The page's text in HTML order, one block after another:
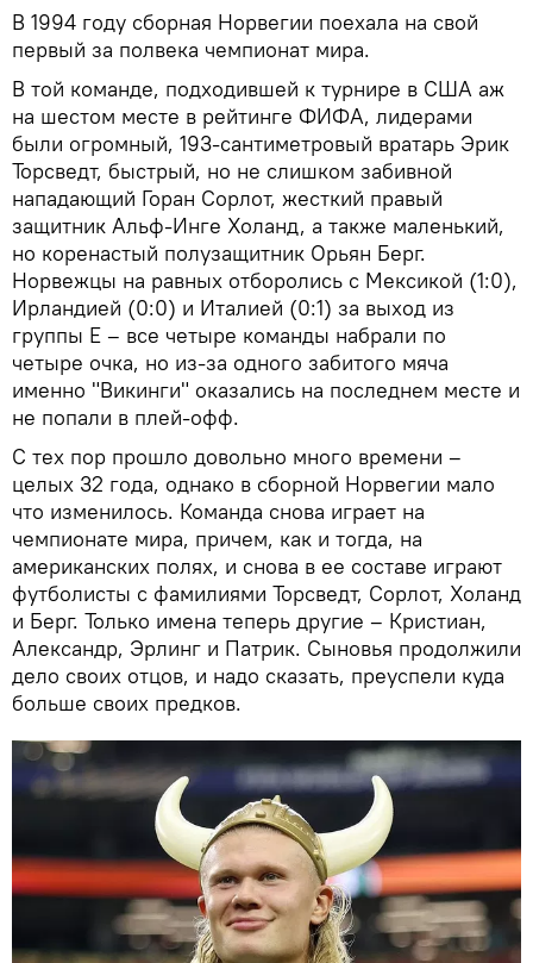
В 1994 году сборная Норвегии поехала на свой
первый за полвека чемпионат мира.
В той команде, подходившей к турнире в США аж
на шестом месте в рейтинге ФИФА, лидерами
были огромный, 193-сантиметровый вратарь Эрик
Торсведт, быстрый, но не слишком забивной
нападающий Горан Сорлот, жесткий правый
защитник Альф-Инге Холанд, а также маленький,
но коренастый полузащитник Орьян Берг.
Норвежцы на равных отборолись с Мексикой (1:0),
Ирландией (0:0) и Италией (0:1) за выход из
группы E – все четыре команды набрали по
четыре очка, но из-за одного забитого мяча
именно "Викинги" оказались на последнем месте и
не попали в плей-офф.
С тех пор прошло довольно много времени –
целых 32 года, однако в сборной Норвегии мало
что изменилось. Команда снова играет на
чемпионате мира, причем, как и тогда, на
американских полях, и снова в ее составе играют
футболисты с фамилиями Торсведт, Сорлот, Холанд
и Берг. Только имена теперь другие – Кристиан,
Александр, Эрлинг и Патрик. Сыновья продолжили
дело своих отцов, и надо сказать, преуспели куда
больше своих предков.